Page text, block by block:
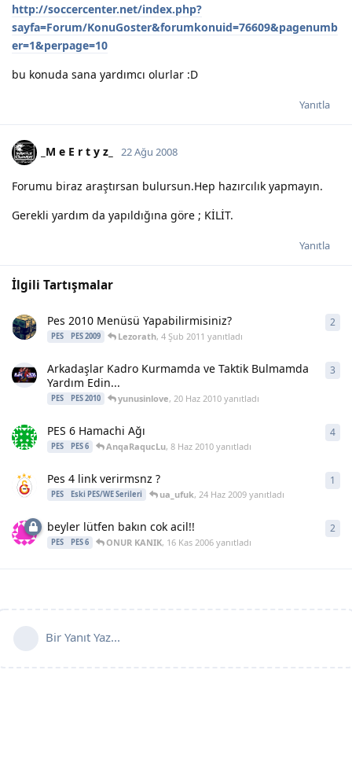
http://soccercenter.net/index.php?
sayfa=Forum/KonuGoster&forumkonuid=76609&pagenumb
er=1&perpage=10
bu konuda sana yardımcı olurlar :D
Yanıtla
_M e E r t y z_ 22 Ağu 2008
Forumu biraz araştırsan bulursun.Hep hazırcılık yapmayın.
Gerekli yardım da yapıldığına göre ; KİLİT.
Yanıtla
İlgili Tartışmalar
Pes 2010 Menüsü Yapabilirmisiniz?
PES PES 2009 Lezorath, 4 Şub 2011 yanıtladı
2
Arkadaşlar Kadro Kurmamda ve Taktik Bulmamda
Yardım Edin...
PES PES 2010 yunusinlove, 20 Haz 2010yanıtladı
3
PES 6 Hamachi Ağı
PES PES 6 AnqaRaqucLu, 8 Haz 2010yanıtladı
4
Pes 4 link verirmsnz ?
PES Eski PES/WE Serileri ua_ufuk, 24 Haz 2009yanıtladı
1
beyler lütfen bakın cok acil!!
PES PES 6 ONUR KANIK, 16 Kas 2006yanıtladı
2
Bir Yanıt Yaz...